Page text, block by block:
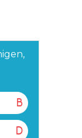
B
D